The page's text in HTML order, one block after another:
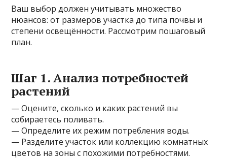
Ваш выбор должен учитывать множество
нюансов: от размеров участка до типа почвы и
степени освещённости. Рассмотрим пошаговый
план.
Шаг 1. Анализ потребностей
растений
— Оцените, сколько и каких растений вы
собираетесь поливать.
— Определите их режим потребления воды.
— Разделите участок или коллекцию комнатных
цветов на зоны с похожими потребностями.